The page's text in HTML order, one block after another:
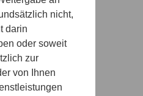
nicht,
darin
oder soweit
zur
von Ihnen